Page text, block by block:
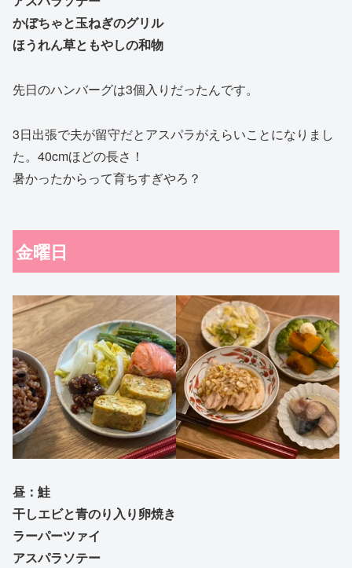
かぼちゃと玉ねぎのグリル
ほうれん草ともやしの和物
先日のハンバーグは3個入りだったんです。
3日出張で夫が留守だとアスパラがえらいことになりまし
た。40cmほどの長さ！
暑かったからって育ちすぎやろ？
金曜日
昼：鮭
干しエビと青のり入り卵焼き
ラーパーツァイ
アスパラソテー